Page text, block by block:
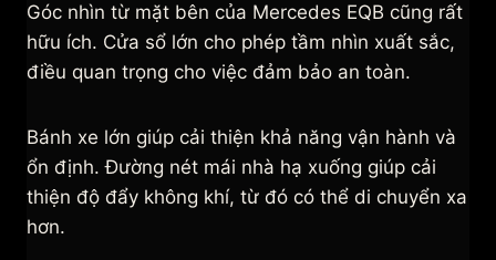
Góc nhìn từ mặt bên của Mercedes EQB cũng rất
hữu ích. Cửa sổ lớn cho phép tầm nhìn xuất sắc,
điều quan trọng cho việc đảm bảo an toàn.
Bánh xe lớn giúp cải thiện khả năng vận hành và
ổn định. Đường nét mái nhà hạ xuống giúp cải
thiện độ đẩy không khí, từ đó có thể di chuyển xa
hơn.